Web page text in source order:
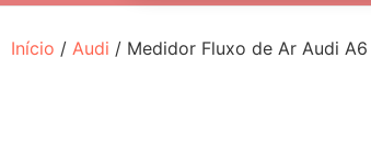
Início / Audi / Medidor Fluxo de Ar Audi